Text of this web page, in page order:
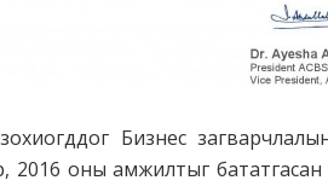
Бизнес
2016 оны амжилтыг бататгасан